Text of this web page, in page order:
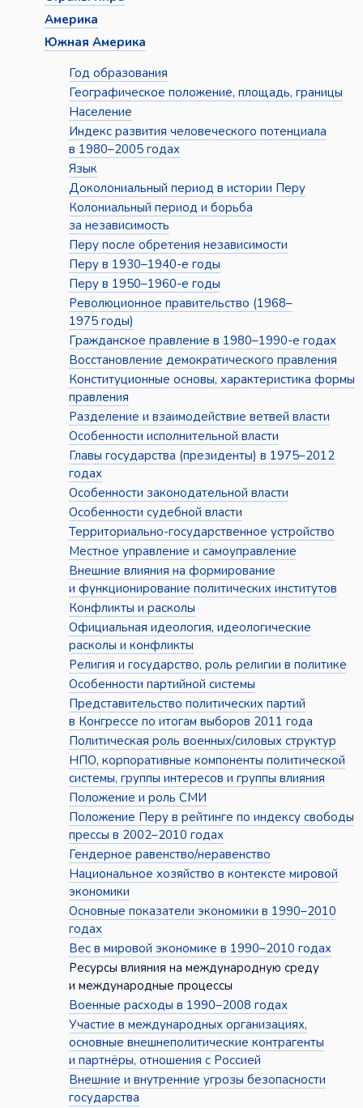
Америка
Южная Америка
Год образования
Географическое положение, площадь, границы
Население
Индекс развития человеческого потенциала
в 1980–2005 годах
Язык
Доколониальный период в истории Перу
Колониальный период и борьба
за независимость
Перу после обретения независимости
Перу в 1930–1940-е годы
Перу в 1950–1960-е годы
Революционное правительство (1968–
1975 годы)
Гражданское правление в 1980–1990-е годах
Восстановление демократического правления
Конституционные основы, характеристика формы
правления
Разделение и взаимодействие ветвей власти
Особенности исполнительной власти
Главы государства (президенты) в 1975–2012
годах
Особенности законодательной власти
Особенности судебной власти
Территориально-государственное устройство
Местное управление и самоуправление
Внешние влияния на формирование
и функционирование политических институтов
Конфликты и расколы
Официальная идеология, идеологические
расколы и конфликты
Религия и государство, роль религии в политике
Особенности партийной системы
Представительство политических партий
в Конгрессе по итогам выборов 2011 года
Политическая роль военных/силовых структур
НПО, корпоративные компоненты политической
системы, группы интересов и группы влияния
Положение и роль СМИ
Положение Перу в рейтинге по индексу свободы
прессы в 2002–2010 годах
Гендерное равенство/неравенство
Национальное хозяйство в контексте мировой
экономики
Основные показатели экономики в 1990–2010
годах
Вес в мировой экономике в 1990–2010 годах
Ресурсы влияния на международную среду
и международные процессы
Военные расходы в 1990–2008 годах
Участие в международных организациях,
основные внешнеполитические контрагенты
и партнёры, отношения с Россией
Внешние и внутренние угрозы безопасности
государства